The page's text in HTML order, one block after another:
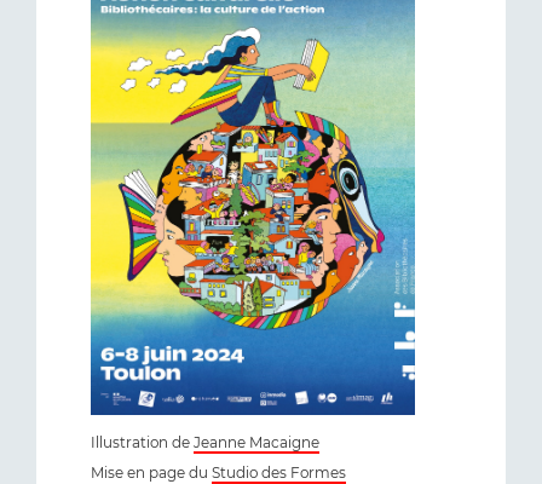
Illustration de Jeanne Macaigne
Mise en page du Studio des Formes